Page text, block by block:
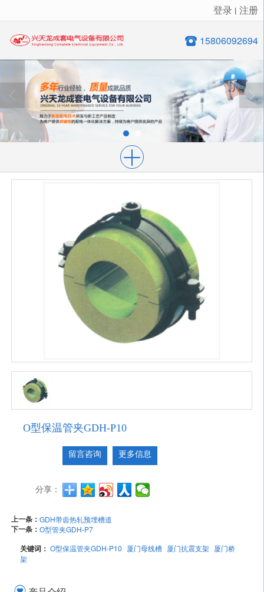
很遗憾，因您的浏览器版本过低导致无法获得最佳浏览体验，推荐下载安装谷歌浏览器！
登录 丨 注册
15806092694
O型保温管夹GDH-P10
留言咨询 更多信息
分享：
上一条：GDH带齿热轧预埋槽道
下一条：O型管夹GDH-P7
关键词：O型保温管夹GDH-P10 厦门母线槽 厦门抗震支架 厦门桥
架